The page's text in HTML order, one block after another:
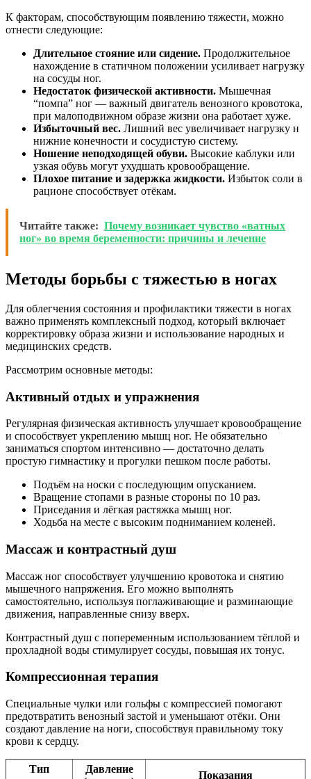
К факторам, способствующим появлению тяжести, можно
отнести следующие:
Длительное стояние или сидение. Продолжительное
нахождение в статичном положении усиливает нагрузку
на сосуды ног.
Недостаток физической активности. Мышечная
“помпа” ног — важный двигатель венозного кровотока,
при малоподвижном образе жизни она работает хуже.
Избыточный вес. Лишний вес увеличивает нагрузку н
нижние конечности и сосудистую систему.
Ношение неподходящей обуви. Высокие каблуки или
узкая обувь могут ухудшать кровообращение.
Плохое питание и задержка жидкости. Избыток соли в
рационе способствует отёкам.
Читайте также: Почему возникает чувство «ватных
ног» во время беременности: причины и лечение
Методы борьбы с тяжестью в ногах
Для облегчения состояния и профилактики тяжести в ногах
важно применять комплексный подход, который включает
корректировку образа жизни и использование народных и
медицинских средств.
Рассмотрим основные методы:
Активный отдых и упражнения
Регулярная физическая активность улучшает кровообращение
и способствует укреплению мышц ног. Не обязательно
заниматься спортом интенсивно — достаточно делать
простую гимнастику и прогулки пешком после работы.
Подъём на носки с последующим опусканием.
Вращение стопами в разные стороны по 10 раз.
Приседания и лёгкая растяжка мышц ног.
Ходьба на месте с высоким подниманием коленей.
Массаж и контрастный душ
Массаж ног способствует улучшению кровотока и снятию
мышечного напряжения. Его можно выполнять
самостоятельно, используя поглаживающие и разминающие
движения, направленные снизу вверх.
Контрастный душ с попеременным использованием тёплой и
прохладной воды стимулирует сосуды, повышая их тонус.
Компрессионная терапия
Специальные чулки или гольфы с компрессией помогают
предотвратить венозный застой и уменьшают отёки. Они
создают давление на ноги, способствуя правильному току
крови к сердцу.
Тип
Давление
Показания